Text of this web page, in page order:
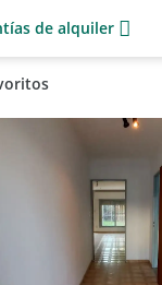
de alquiler